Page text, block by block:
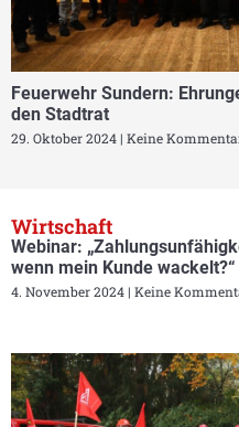
Feuerwehr Sundern:
den Stadtrat
29. Oktober 2024 Keine
Wirtschaft
Webinar:
wenn mein Kunde wackelt?“
4. November 2024 Keine